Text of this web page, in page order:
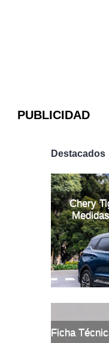
PUBLICIDAD
Destacados
Chery
Ficha